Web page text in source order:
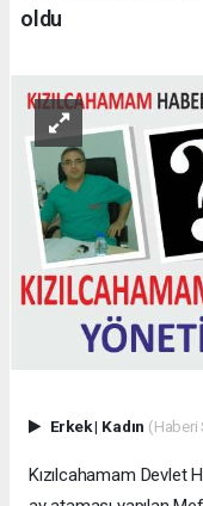
oldu
Erkek| Kadın (Haberi
Kızılcahamam Devlet